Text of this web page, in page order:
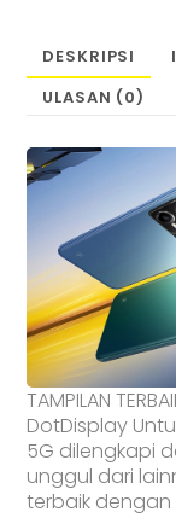
DESKRIPSI
ULASAN (0)
TAMPILAN
DotDisplay
5G dilengkapi
unggul dari
terbaik